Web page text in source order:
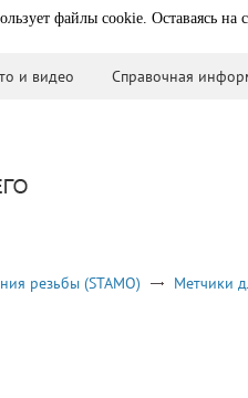
файлы cookie. Оставаясь на
и видео Справочная
резьбы (STAMO) Метчики